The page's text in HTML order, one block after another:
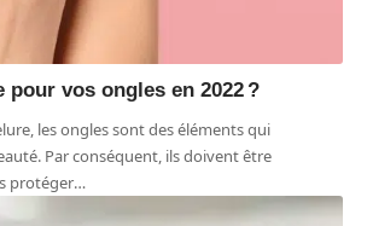
pour vos ongles en 2022 ?
les ongles sont des éléments qui
Par conséquent, ils doivent être
protéger…